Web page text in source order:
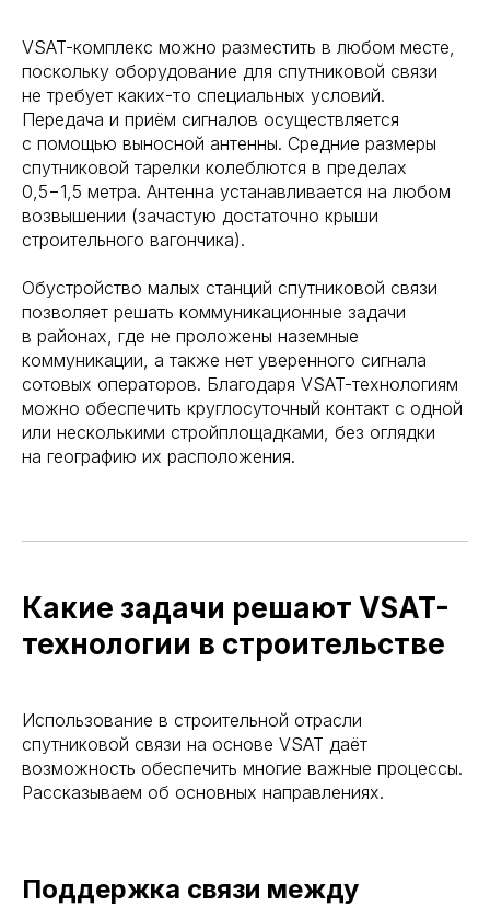
VSAT-комплекс можно разместить в любом месте,
поскольку оборудование для спутниковой связи
не требует каких-то специальных условий.
Передача и приём сигналов осуществляется
с помощью выносной антенны. Средние размеры
спутниковой тарелки колеблются в пределах
0,5−1,5 метра. Антенна устанавливается на любом
возвышении (зачастую достаточно крыши
строительного вагончика).
Обустройство малых станций спутниковой связи
позволяет решать коммуникационные задачи
в районах, где не проложены наземные
коммуникации, а также нет уверенного сигнала
сотовых операторов. Благодаря VSAT-технологиям
можно обеспечить круглосуточный контакт с одной
или несколькими стройплощадками, без оглядки
на географию их расположения.
Какие задачи решают VSAT-
технологии в строительстве
Использование в строительной отрасли
спутниковой связи на основе VSAT даёт
возможность обеспечить многие важные процессы.
Рассказываем об основных направлениях.
Поддержка связи между